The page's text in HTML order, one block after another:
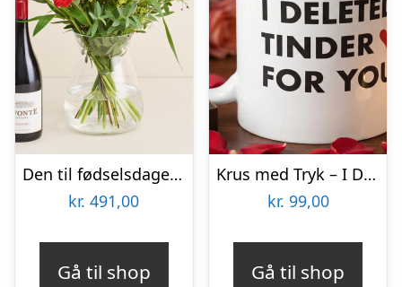
Den til fødselsdagen med Lavonte, Zinfandel
kr. 491,00
Gå til shop
Krus med Tryk – I Deleted Tinder for You
kr. 99,00
Gå til shop